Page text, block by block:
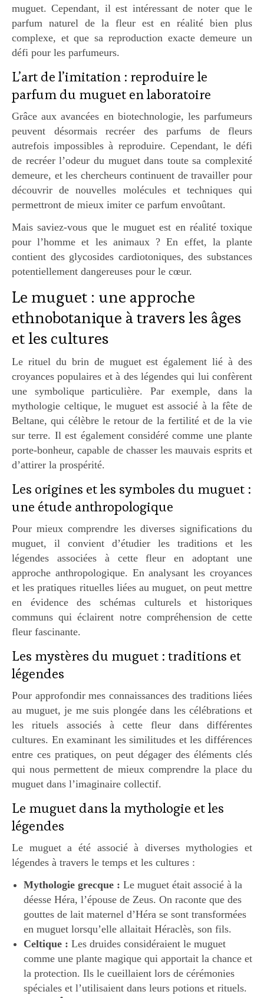
muguet. Cependant, il est intéressant de noter que le
parfum naturel de la fleur est en réalité bien plus
complexe, et que sa reproduction exacte demeure un
défi pour les parfumeurs.
L’art de l’imitation : reproduire le
parfum du muguet en laboratoire
Grâce aux avancées en biotechnologie, les parfumeurs
peuvent désormais recréer des parfums de fleurs
autrefois impossibles à reproduire. Cependant, le défi
de recréer l’odeur du muguet dans toute sa complexité
demeure, et les chercheurs continuent de travailler pour
découvrir de nouvelles molécules et techniques qui
permettront de mieux imiter ce parfum envoûtant.
Mais saviez-vous que le muguet est en réalité toxique
pour l’homme et les animaux ? En effet, la plante
contient des glycosides cardiotoniques, des substances
potentiellement dangereuses pour le cœur.
Le muguet : une approche
ethnobotanique à travers les âges
et les cultures
Le rituel du brin de muguet est également lié à des
croyances populaires et à des légendes qui lui confèrent
une symbolique particulière. Par exemple, dans la
mythologie celtique, le muguet est associé à la fête de
Beltane, qui célèbre le retour de la fertilité et de la vie
sur terre. Il est également considéré comme une plante
porte-bonheur, capable de chasser les mauvais esprits et
d’attirer la prospérité.
Les origines et les symboles du muguet :
une étude anthropologique
Pour mieux comprendre les diverses significations du
muguet, il convient d’étudier les traditions et les
légendes associées à cette fleur en adoptant une
approche anthropologique. En analysant les croyances
et les pratiques rituelles liées au muguet, on peut mettre
en évidence des schémas culturels et historiques
communs qui éclairent notre compréhension de cette
fleur fascinante.
Les mystères du muguet : traditions et
légendes
Pour approfondir mes connaissances des traditions liées
au muguet, je me suis plongée dans les célébrations et
les rituels associés à cette fleur dans différentes
cultures. En examinant les similitudes et les différences
entre ces pratiques, on peut dégager des éléments clés
qui nous permettent de mieux comprendre la place du
muguet dans l’imaginaire collectif.
Le muguet dans la mythologie et les
légendes
Le muguet a été associé à diverses mythologies et
légendes à travers le temps et les cultures :
Mythologie grecque : Le muguet était associé à la
déesse Héra, l’épouse de Zeus. On raconte que des
gouttes de lait maternel d’Héra se sont transformées
en muguet lorsqu’elle allaitait Héraclès, son fils.
Celtique : Les druides considéraient le muguet
comme une plante magique qui apportait la chance et
la protection. Ils le cueillaient lors de cérémonies
spéciales et l’utilisaient dans leurs potions et rituels.